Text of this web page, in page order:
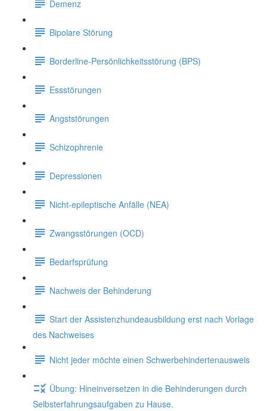
Demenz
Bipolare Störung
Borderline-Persönlichkeitsstörung (BPS)
Essstörungen
Angststörungen
Schizophrenie
Depressionen
Nicht-epileptische Anfälle (NEA)
Zwangsstörungen (OCD)
Bedarfsprüfung
Nachweis der Behinderung
Start der Assistenzhundeausbildung erst nach Vorlage
des Nachweises
Nicht jeder möchte einen Schwerbehindertenausweis
Übung: Hineinversetzen in die Behinderungen durch
Selbsterfahrungsaufgaben zu Hause.